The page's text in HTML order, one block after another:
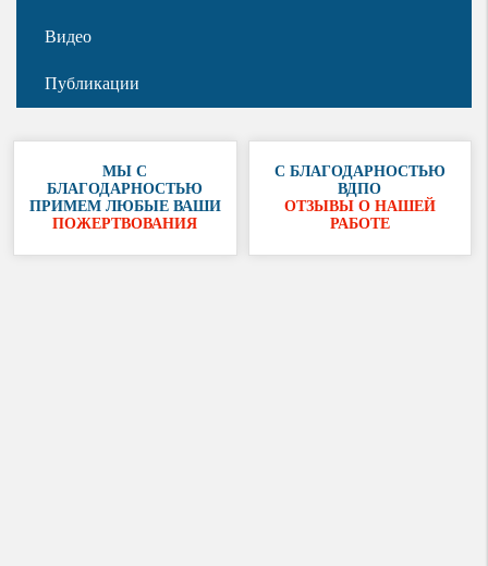
Видео
Публикации
МЫ С
БЛАГОДАРНОСТЬЮ
ПРИМЕМ ЛЮБЫЕ ВАШИ
ПОЖЕРТВОВАНИЯ
С БЛАГОДАРНОСТЬЮ
ВДПО
ОТЗЫВЫ О НАШЕЙ
РАБОТЕ